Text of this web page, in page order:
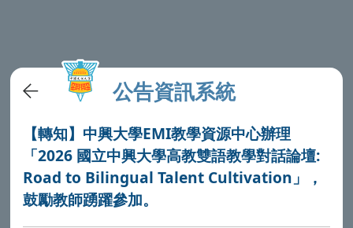
公告資訊系統
【轉知】中興大學EMI教學資源中心辦理
「2026 國立中興大學高教雙語教學對話論壇:
Road to Bilingual Talent Cultivation」，
鼓勵教師踴躍參加。